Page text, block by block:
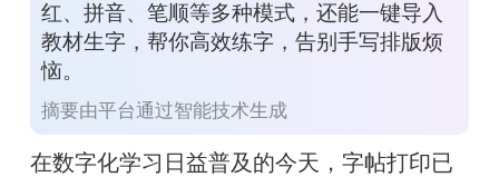
红、拼音、笔顺等多种模式，还能一键导入
教材生字，帮你高效练字，告别手写排版烦
恼。
摘要由平台通过智能技术生成
在数字化学习日益普及的今天，字帖打印已